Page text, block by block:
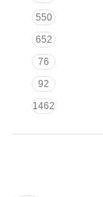
550
652
76
92
1462